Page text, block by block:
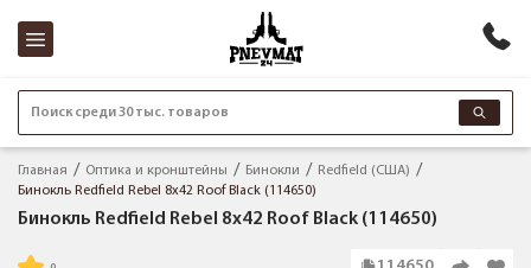
Поиск среди 30 тыс. товаров
Главная Оптика и кронштейны Бинокли
Redfield (США)
Бинокль Redfield Rebel 8x42 Roof Black (114650)
Бинокль Redfield Rebel 8x42 Roof Black (114650)